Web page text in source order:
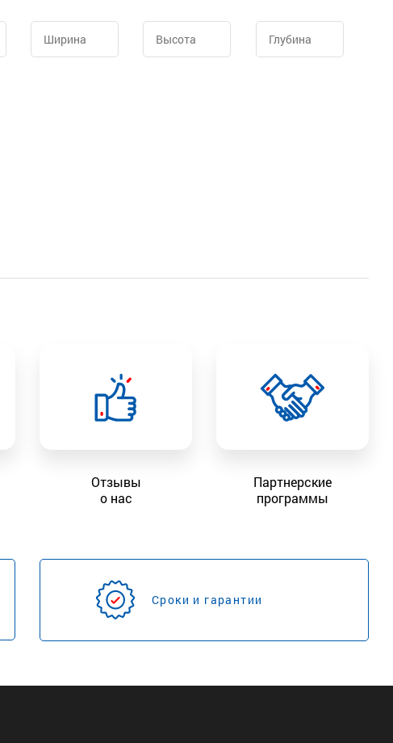
Отзывы
о нас
Партнерские
программы
Сроки и гарантии